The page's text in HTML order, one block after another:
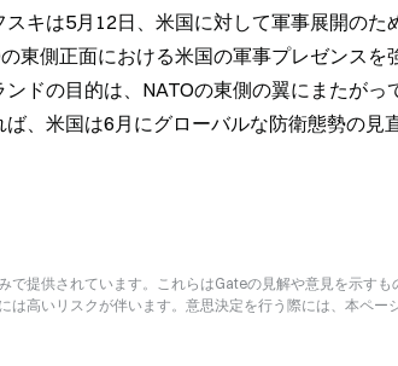
キは5月12日、米国に対して軍事展開のた
東側正面における米国の軍事プレゼンスを
ドの目的は、NATOの東側の翼にまたがっ
、米国は6月にグローバルな防衛態勢の見
提供されています。これらはGateの見解や意見を示すも
は高いリスクが伴います。意思決定を行う際には、本ペー